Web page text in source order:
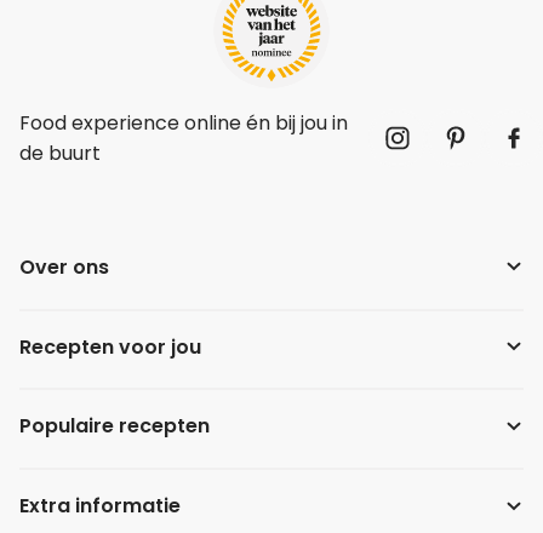
Food experience online én bij jou in
de buurt
Over ons
Recepten voor jou
Populaire recepten
Extra informatie